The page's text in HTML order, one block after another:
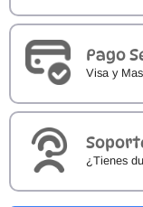
Pago
Visa y
¿Tienes